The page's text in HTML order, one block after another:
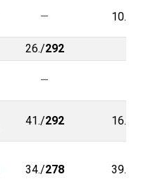
— 10./
26./292
—
41./292 16./
34./278 39./